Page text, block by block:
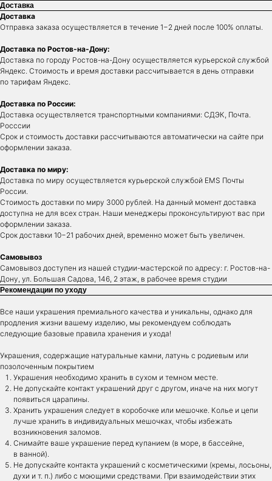
Доставка
Доставка
Отправка заказа осуществляется в течение 1−2 дней после 100% оплаты.
Доставка по Ростов-на-Дону:
Доставка по городу Ростов-на-Дону осуществляется курьерской службой
Яндекс. Стоимость и время доставки рассчитывается в день отправки
по тарифам Яндекс.
Доставка по России:
Доставка осуществляется транспортными компаниями: СДЭК, Почта.
Росссии
Срок и стоимость доставки рассчитываются автоматически на сайте при
оформлении заказа.
Доставка по миру:
Доставка по миру осуществляется курьерской службой EMS Почты
России.
Стоимость доставки по миру 3000 рублей. На данный момент доставка
доступна не для всех стран. Наши менеджеры проконсультируют вас при
оформлении заказа.
Срок доставки 10−21 рабочих дней, временно может быть увеличен.
Самовывоз
Самовывоз доступен из нашей студии-мастерской по адресу: г. Ростов-на-
Дону, ул. Большая Садова, 146, 2 этаж, в рабочее время студии
Рекомендации по уходу
Все наши украшения премиального качества и уникальны, однако для
продления жизни вашему изделию, мы рекомендуем соблюдать
следующие базовые правила хранения и ухода!
Украшения, содержащие натуральные камни, латунь с родиевым или
позолоченным покрытием
Украшения необходимо хранить в сухом и темном месте.
Не допускайте контакт украшений друг с другом, иначе на них могут
появиться царапины.
Хранить украшения следует в коробочке или мешочке. Колье и цепи
лучше хранить в индивидуальных мешочках, чтобы избежать
возникновения заломов.
Снимайте ваше украшение перед купанием (в море, в бассейне,
в ванной).
Не допускайте контакта украшений с косметическими (кремы, лосьоны,
духи и т. п.) либо с моющими средствами. При взаимодействии этих